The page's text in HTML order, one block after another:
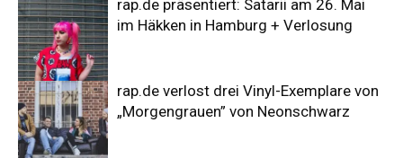
rap.de präsentiert: Satarii am 26. Mai
im Häkken in Hamburg + Verlosung
rap.de verlost drei Vinyl-Exemplare von
„Morgengrauen” von Neonschwarz